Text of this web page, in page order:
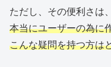
ただし、その便利さは、
本当にユーザーの為に
こんな疑問を持つ方は